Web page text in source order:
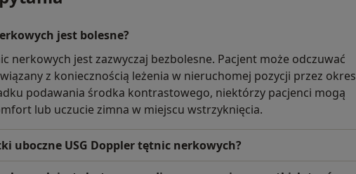
jest bolesne?
nerkowych jest zazwyczaj bezbolesne. Pacjent może odczuwać
z koniecznością leżenia w nieruchomej pozycji przez okres
podawania środka kontrastowego, niektórzy pacjenci mogą
lub uczucie zimna w miejscu wstrzyknięcia.
uboczne USG Doppler tętnic nerkowych?